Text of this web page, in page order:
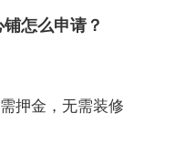
怎么申请？
押金，无需装修